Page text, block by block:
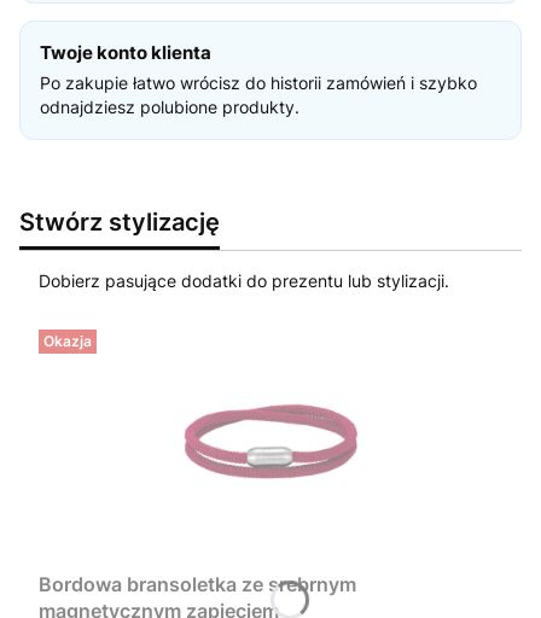
Twoje konto klienta
Po zakupie łatwo wrócisz do historii zamówień i szybko
odnajdziesz polubione produkty.
Stwórz stylizację
Dobierz pasujące dodatki do prezentu lub stylizacji.
Okazja
Bordowa bransoletka ze srebrnym
magnetycznym zapięciem